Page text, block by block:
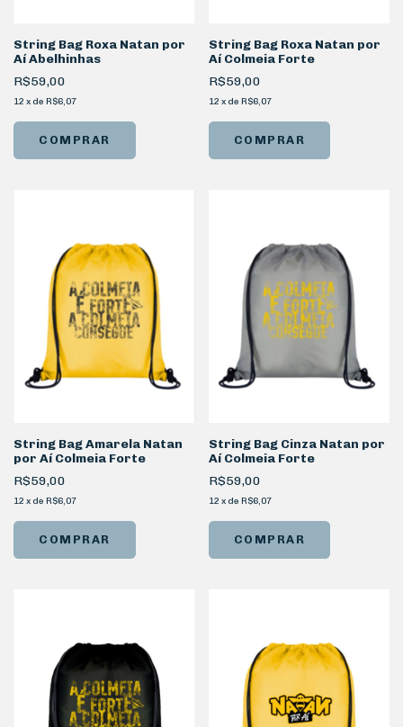
String Bag Roxa Natan por
Aí Abelhinhas
R$59,00
12 x de R$6,07
String Bag Roxa Natan por
Aí Colmeia Forte
R$59,00
12 x de R$6,07
String Bag Amarela Natan
por Aí Colmeia Forte
R$59,00
12 x de R$6,07
String Bag Cinza Natan por
Aí Colmeia Forte
R$59,00
12 x de R$6,07